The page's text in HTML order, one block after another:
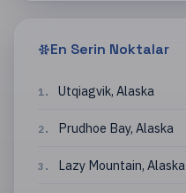
En Serin Noktalar
1. Utqiagvik, Alaska
2. Prudhoe Bay, Alaska
3 . Lazy Mountain, Alaska